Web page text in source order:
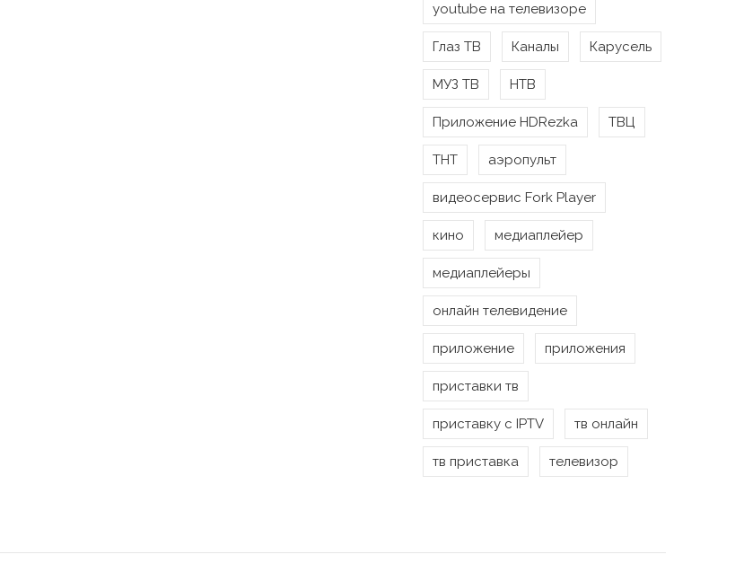
youtube на телевизоре
Глаз ТВ Каналы Карусель
МУЗ ТВ НТВ
Приложение HDRezka ТВЦ
ТНТ аэропульт
видеосервис Fork Player
кино медиаплейер
медиаплейеры
онлайн телевидение
приложение приложения
приставки тв
приставку с IPTV тв онлайн
тв приставка телевизор